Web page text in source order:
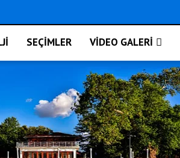
SEÇİMLER VİDEO GALERİ